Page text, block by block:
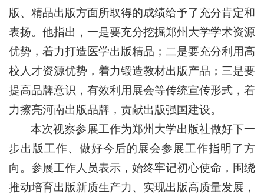
版、精品出版方面所取得的成绩给予了充分肯定和
表扬。他指出，一是要充分挖掘郑州大学学术资源
优势，着力打造医学出版精品；二是要充分利用高
校人才资源优势，着力锻造教材出版产品；三是要
提高品牌意识，有效利用展会等传统宣传形式，着
力擦亮河南出版品牌，贡献出版强国建设。
本次视察参展工作为郑州大学出版社做好下一
步出版工作、做好今后的展会参展工作指明了方
向。参展工作人员表示，始终牢记初心使命，围绕
推动培育出版新质生产力、实现出版高质量发展，